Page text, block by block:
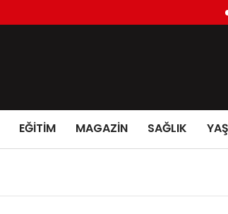
EĞİTİM MAGAZİN SAĞLIK